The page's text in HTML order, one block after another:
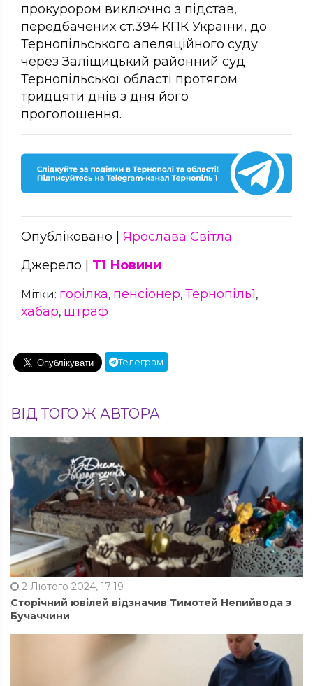
прокурором виключно з підстав,
передбачених ст.394 КПК України, до
Тернопільського апеляційного суду
через Заліщицький районний суд
Тернопільської області протягом
тридцяти днів з дня його
проголошення.
Опубліковано | Ярослава Світла
Джерело | Т1 Новини
Мітки: горілка, пенсіонер, Тернопіль1,
хабар, штраф
Телеграм
ВІД ТОГО Ж АВТОРА
2 Лютого 2024, 17:19
Сторічний ювілей відзначив Тимотей Непийвода з
Бучаччини